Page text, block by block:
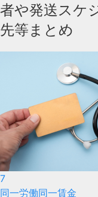
者や発送スケ
先等まとめ
7
同一労働同一賃金